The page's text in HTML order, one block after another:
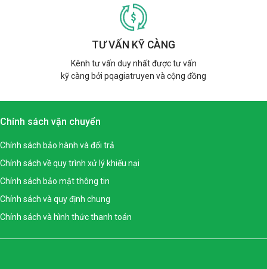
TƯ VẤN KỸ CÀNG
Kênh tư vấn duy nhất được tư vấn
kỹ càng bởi pqagiatruyen và cộng đồng
Chính sách vận chuyển
Chính sách bảo hành và đổi trả
Chính sách về quy trình xử lý khiếu nại
Chính sách bảo mật thông tin
Chính sách và quy định chung
Chính sách và hình thức thanh toán